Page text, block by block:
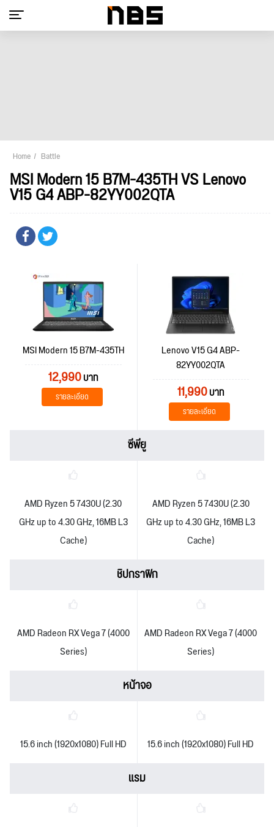
Home Battle
MSI Modern 15 B7M-435TH VS Lenovo
V15 G4 ABP-82YY002QTA
MSI Modern 15 B7M-435TH
12,990บาท
รายละเอียด
Lenovo V15 G4 ABP-
82YY002QTA
11,990บาท
รายละเอียด
ซีพียู
AMD Ryzen 5 7430U (2.30
GHz up to 4.30 GHz, 16MB L3
Cache)
AMD Ryzen 5 7430U (2.30
GHz up to 4.30 GHz, 16MB L3
Cache)
ชิปกราฟิก
AMD Radeon RX Vega 7 (4000
Series)
AMD Radeon RX Vega 7 (4000
Series)
หน้าจอ
15.6 inch (1920x1080) Full HD 15.6 inch (1920x1080) Full HD
แรม